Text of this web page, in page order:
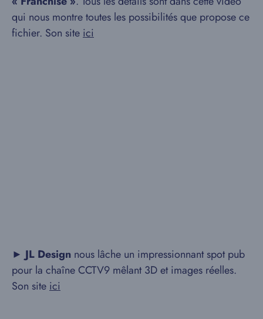
qui nous montre toutes les possibilités que propose ce
fichier. Son site ici
► JL Design nous lâche un impressionnant spot pub
pour la chaîne CCTV9 mêlant 3D et images réelles.
Son site ici